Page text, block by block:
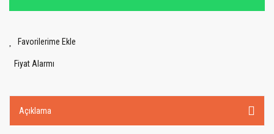
Fiyat Alarmı
Açıklama